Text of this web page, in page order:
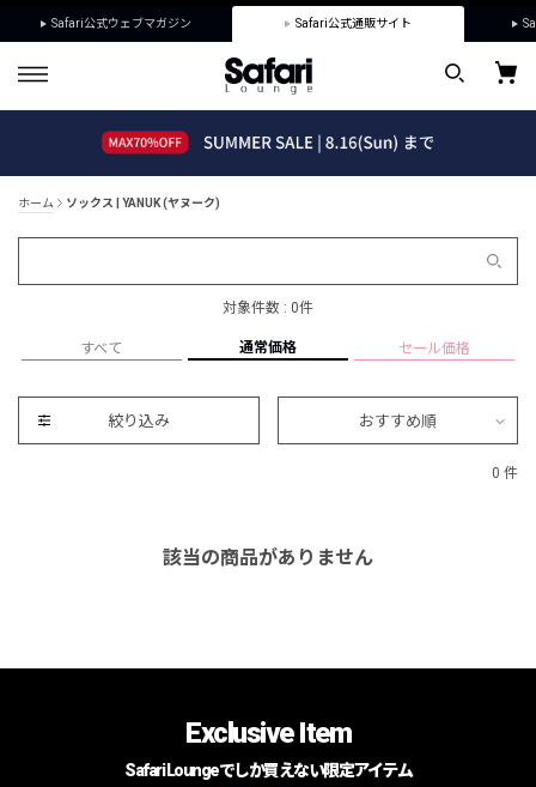
Safari公式ウェブマガジン Safari公式通販サイト
ホーム ソックス | YANUK (ヤヌーク)
対象件数 : 0件
すべて 通常価格 セール価格
絞り込み おすすめ順
0 件
該当の商品がありません
Exclusive Item
Safari Loungeでしか買えない限定アイテム